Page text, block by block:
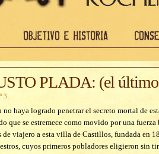
PLADA: (el
3
logrado penetrar el secreto mortal de
que se estremece como movido por una
de viajero a esta villa de Castillos, fundada en
cuyos primeros pobladores eligieron sin